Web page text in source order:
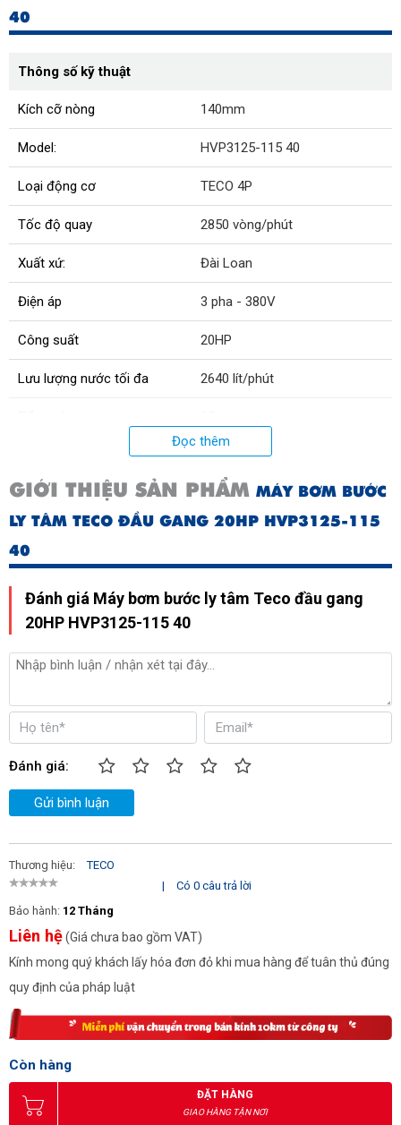
40
Thông số kỹ thuật
Kích cỡ nòng 140mm
Model: HVP3125-115 40
Loại động cơ TECO 4P
Tốc độ quay 2850 vòng/phút
Xuất xứ: Đài Loan
Điện áp 3 pha - 380V
Công suất 20HP
Lưu lượng nước tối đa 2640 lít/phút
Đọc thêm
GIỚI THIỆU SẢN PHẨM MÁY BƠM BƯỚC
LY TÂM TECO ĐẦU GANG 20HP HVP3125-115
40
Đánh giá Máy bơm bước ly tâm Teco đầu gang
20HP HVP3125-115 40
Đánh giá:
Gửi bình luận
Thương hiệu:
TECO
|
Có 0 câu trả lời
Bảo hành: 12 Tháng
Liên hệ(Giá chưa bao gồm VAT)
Kính mong quý khách lấy hóa đơn đỏ khi mua hàng để tuân thủ đúng
quy định của pháp luật
Còn hàng
ĐẶT HÀNG
GIAO HÀNG TẬN NƠI